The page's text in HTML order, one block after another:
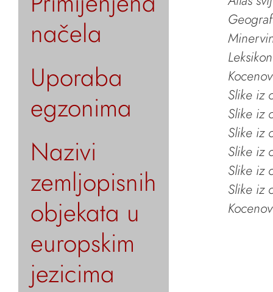
načela
Uporaba
egzonima
Nazivi
zemljopisnih
objekata u
europskim
jezicima
Slike iz
Slike iz
Slike iz
Slike iz
Slike iz
Slike iz